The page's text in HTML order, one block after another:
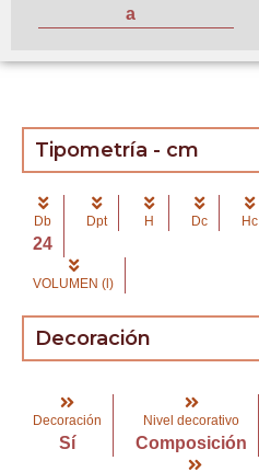
a
Tipometría - cm
Db
24
Dpt H Dc Hc
VOLUMEN (l)
Decoración
Decoración
Sí
Nivel decorativo
Composición